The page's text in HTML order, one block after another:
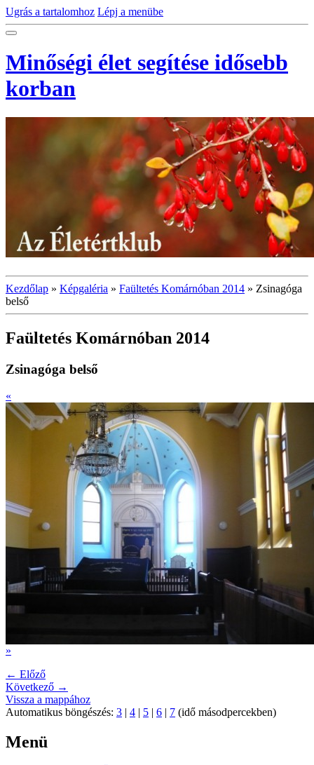
Ugrás a tartalomhoz Lépj a menübe
Minőségi élet segítése idősebb
korban
Kezdőlap » Képgaléria » Faültetés Komárnóban 2014 » Zsinagóga
belső
Faültetés Komárnóban 2014
Zsinagóga belső
«
»
← Előző
Következő →
Vissza a mappához
Automatikus böngészés: 3 | 4 | 5 | 6 | 7 (idő másodpercekben)
Menü